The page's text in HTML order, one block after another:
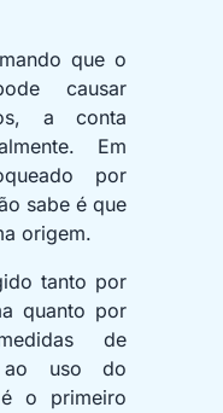
que o
causar
a conta
Em
por
sabe é que
origem.
tanto por
quanto por
de
ao uso do
o primeiro